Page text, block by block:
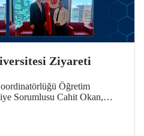
Ziyareti
Öğretim
Sorumlusu Cahit Okan,
dünyanın önde gelen